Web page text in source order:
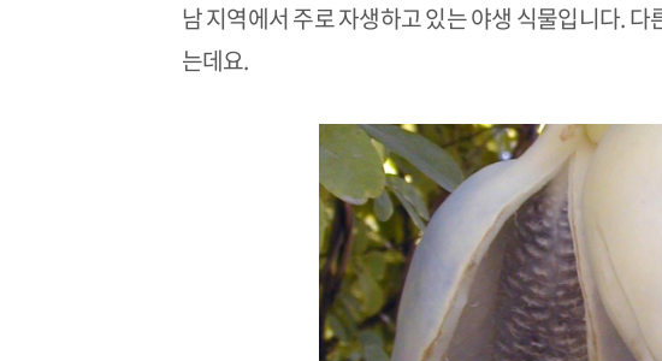
남 지역에서 주로 자생하고 있는 야생 식물입니다.
는데요.